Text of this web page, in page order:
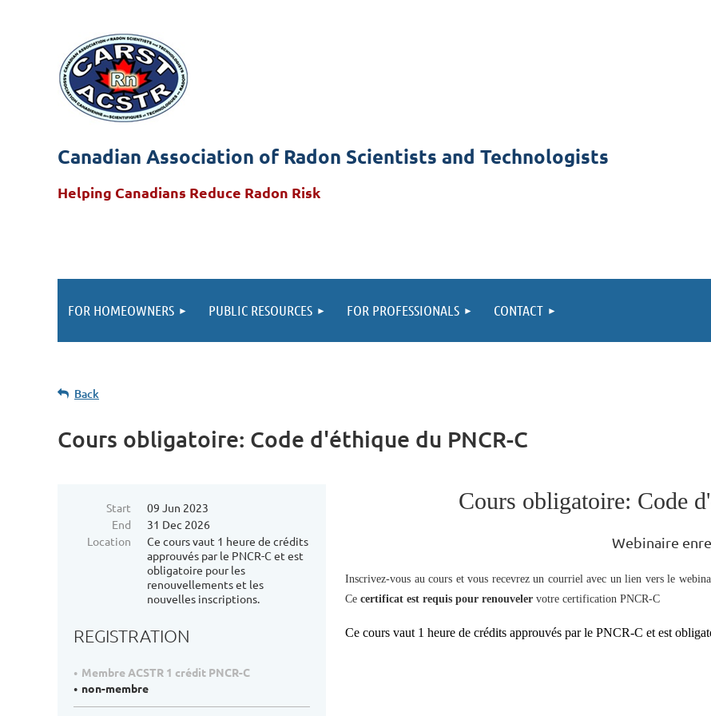
Canadian Association of Radon Scientists and Technologists
Helping Canadians Reduce Radon Risk
FOR HOMEOWNERS PUBLIC RESOURCES FOR PROFESSIONALS CONTACT
Back
Cours obligatoire: Code d'éthique du PNCR-C
Start
09 Jun 2023
End
31 Dec 2026
Location
Ce cours vaut 1 heure de crédits
approuvés par le PNCR-C et est
obligatoire pour les
renouvellements et les
nouvelles inscriptions.
REGISTRATION
Membre ACSTR 1 crédit PNCR-C
non-membre
Cours obligatoire: Code
Webinaire
Inscrivez-vous au cours et vous recevrez un courriel avec un lien vers le
Ce certificat est requis pour renouveler votre certification PNCR-C
Ce cours vaut 1 heure de crédits approuvés par le PNCR-C et est